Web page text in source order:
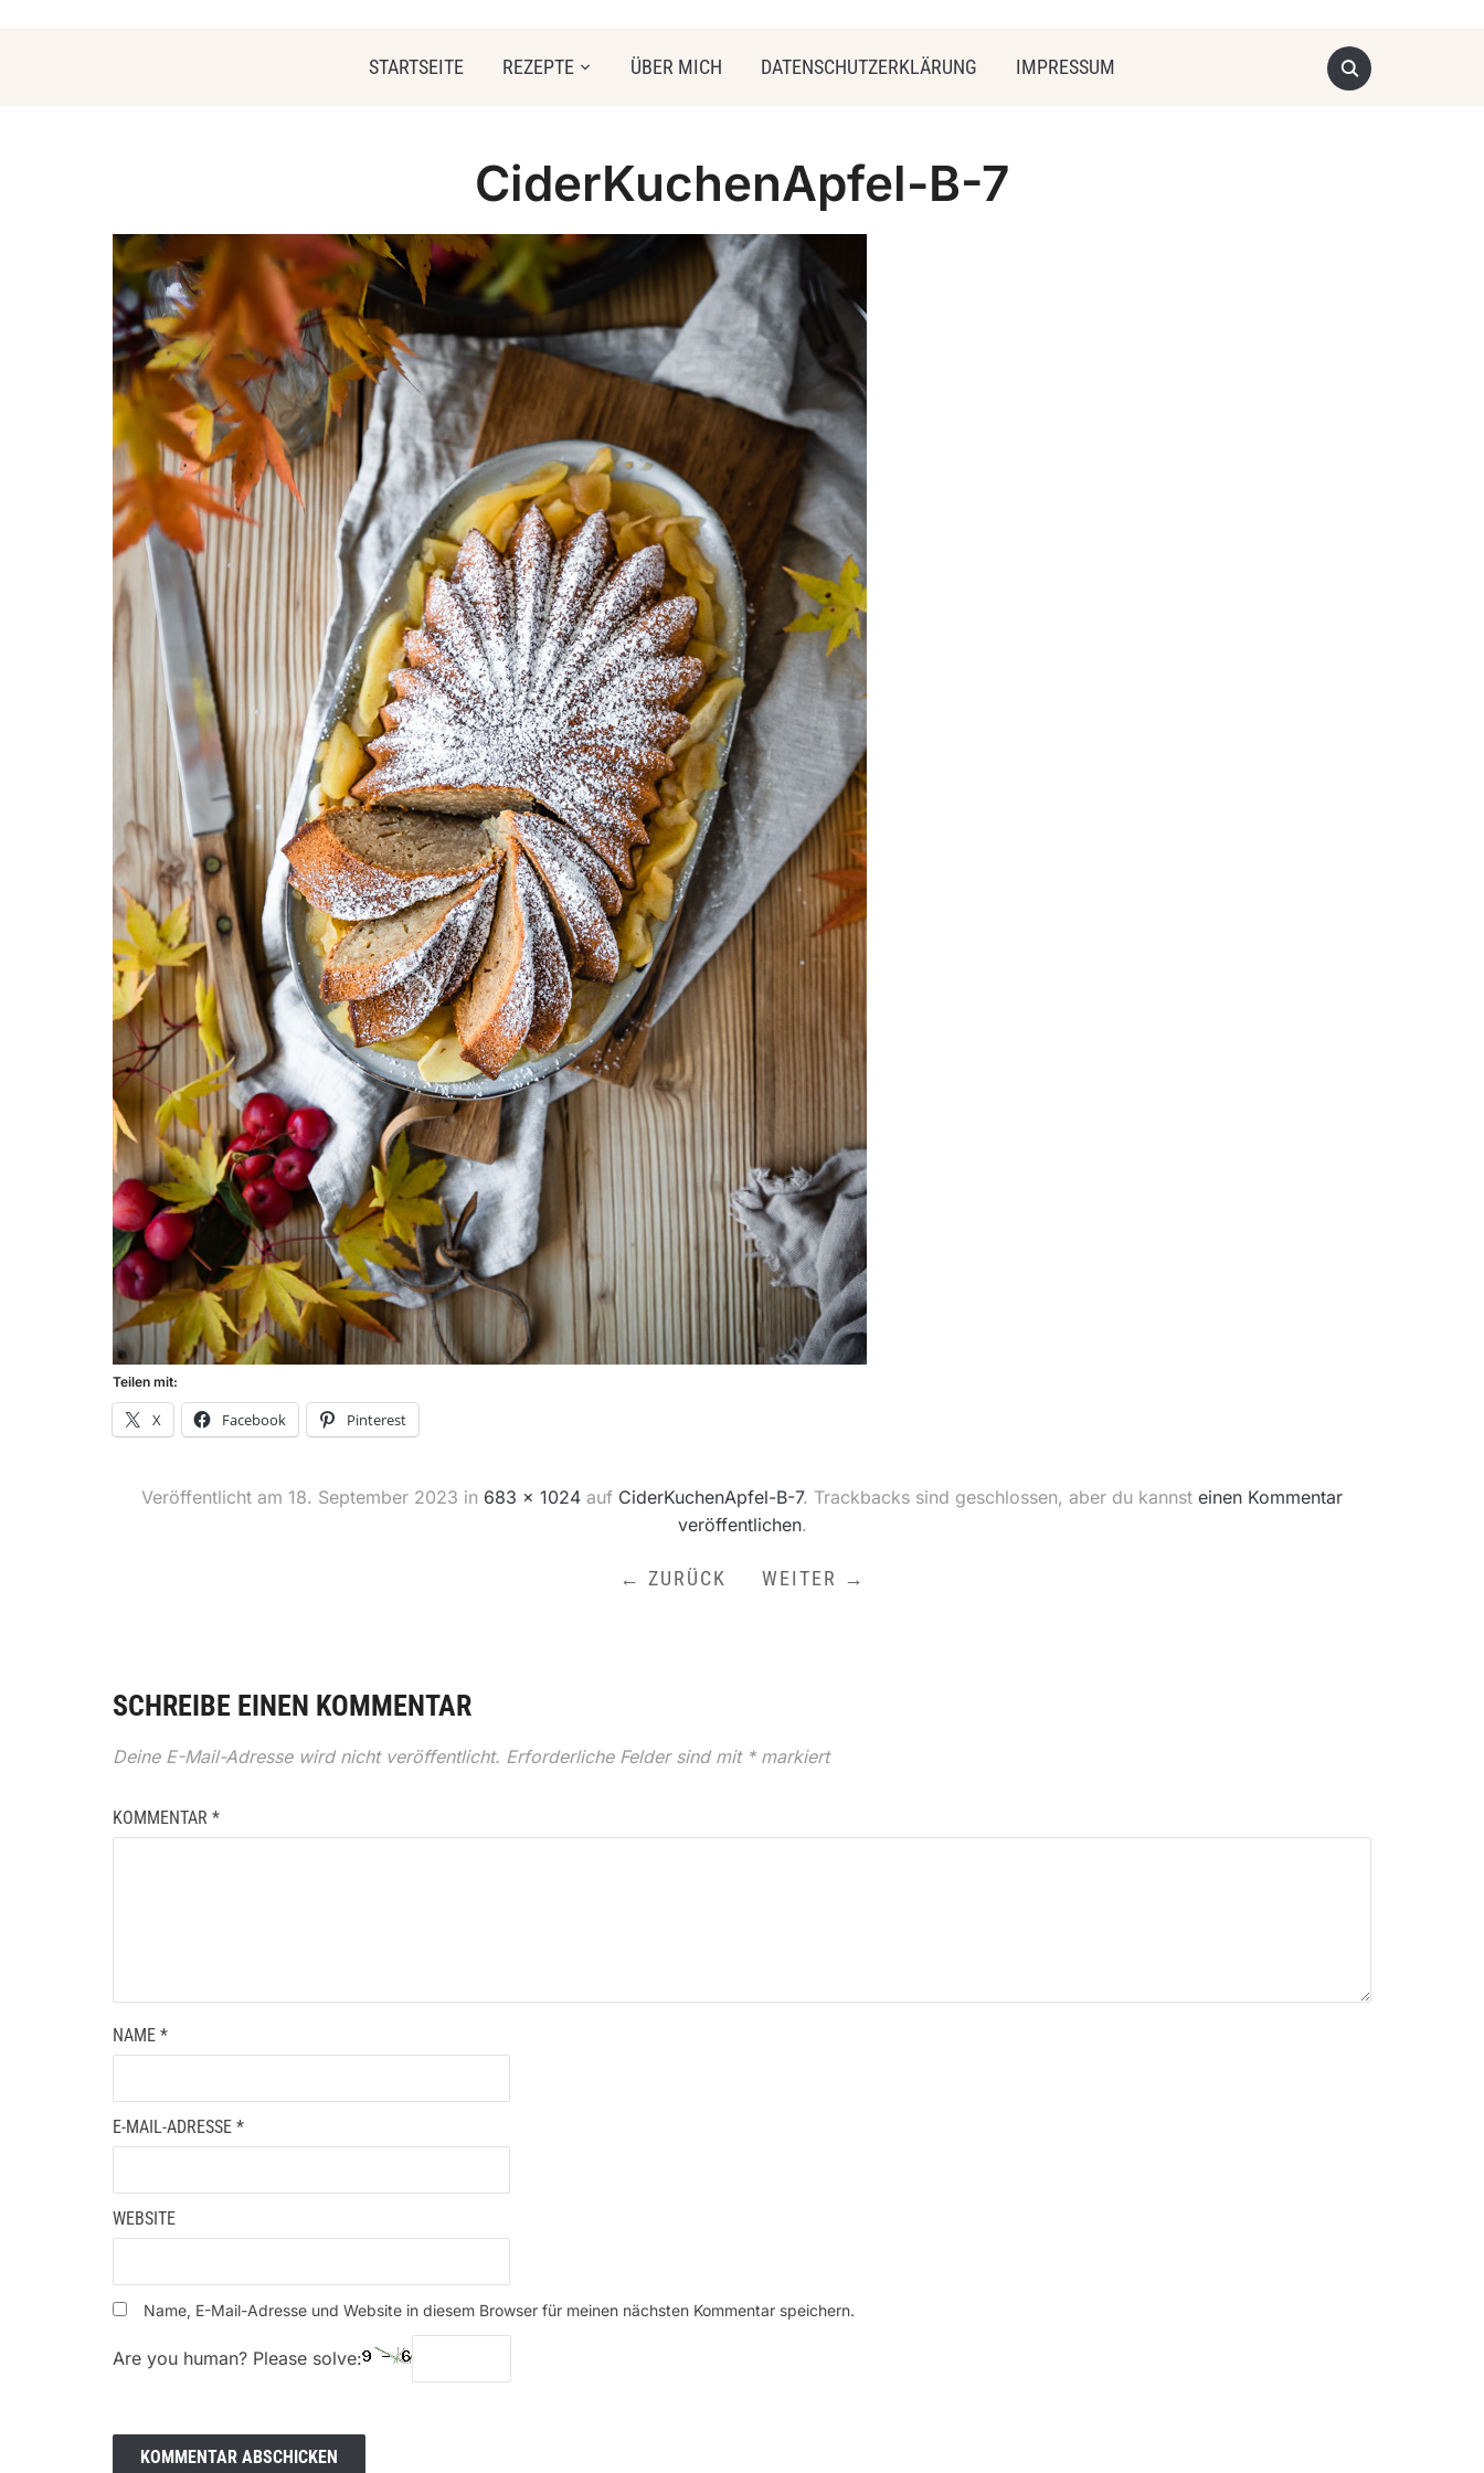
STARTSEITE REZEPTE ÜBER MICH DATENSCHUTZERKLÄRUNG IMPRESSUM
CiderKuchenApfel-B-7
Teilen mit:
X Facebook Pinterest
Veröffentlicht am 18. September 2023 in 683 × 1024 auf CiderKuchenApfel-B-7. Trackbacks sind geschlossen, aber du kannst einen Kommentar
veröffentlichen.
← ZURÜCK WEITER →
SCHREIBE EINEN KOMMENTAR
Deine E-Mail-Adresse wird nicht veröffentlicht. Erforderliche Felder sind mit *markiert
KOMMENTAR *
NAME *
E-MAIL-ADRESSE *
WEBSITE
Name, E-Mail-Adresse und Website in diesem Browser für meinen nächsten Kommentar speichern.
Are you human? Please solve: